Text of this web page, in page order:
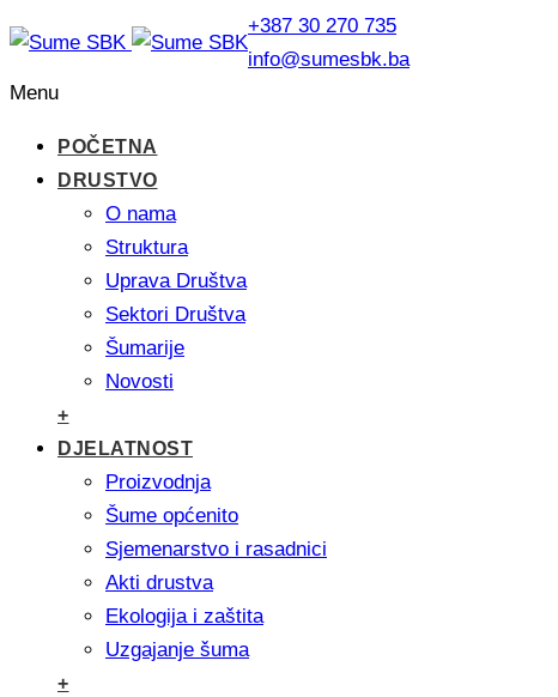
+387 30 270 735
info@sumesbk.ba
Menu
POČETNA
DRUSTVO
O nama
Struktura
Uprava Društva
Sektori Društva
Šumarije
Novosti
+
DJELATNOST
Proizvodnja
Šume općenito
Sjemenarstvo i rasadnici
Akti drustva
Ekologija i zaštita
Uzgajanje šuma
+